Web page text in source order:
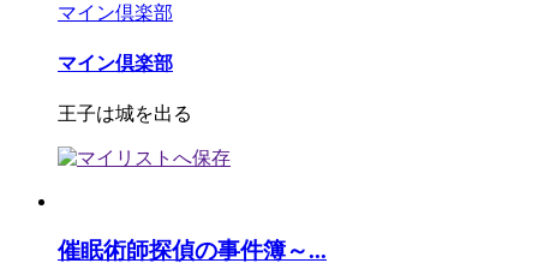
マイン倶楽部
マイン倶楽部
王子は城を出る
催眠術師探偵の事件簿～...